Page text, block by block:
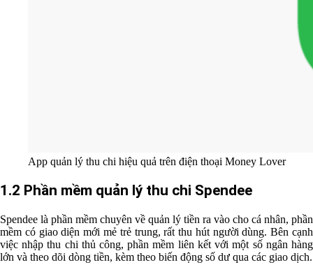
App quản lý thu chi hiệu quả trên điện thoại Money Lover
1.2 Phần mềm quản lý thu chi Spendee
Spendee là phần mềm chuyên về quản lý tiền ra vào cho cá nhân, phần
mềm có giao diện mới mẻ trẻ trung, rất thu hút người dùng. Bên cạnh
việc nhập thu chi thủ công, phần mềm liên kết với một số ngân hàng
lớn và theo dõi dòng tiền, kèm theo biến động số dư qua các giao dịch.